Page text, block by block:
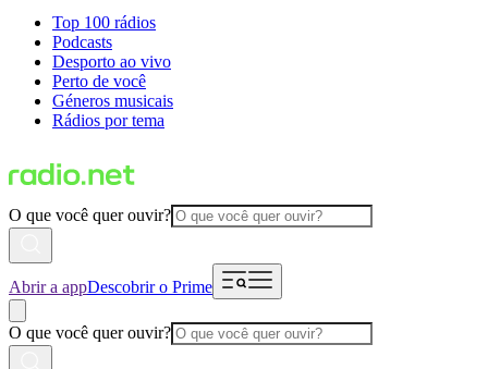
Top 100 rádios
Podcasts
Desporto ao vivo
Perto de você
Géneros musicais
Rádios por tema
O que você quer ouvir?
Abrir a appDescobrir o Prime
O que você quer ouvir?